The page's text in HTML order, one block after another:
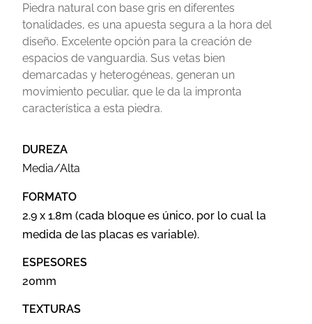
Piedra natural con base gris en diferentes
tonalidades, es una apuesta segura a la hora del
diseño. Excelente opción para la creación de
espacios de vanguardia. Sus vetas bien
demarcadas y heterogéneas, generan un
movimiento peculiar, que le da la impronta
característica a esta piedra.
DUREZA
Media/Alta
FORMATO
2.9 x 1.8m (cada bloque es único, por lo cual la
medida de las placas es variable).
ESPESORES
20mm
TEXTURAS